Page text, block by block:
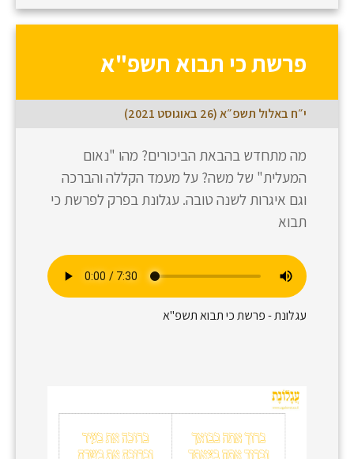
פרשת כי תבוא תשפ"א
י״ח באלול תשפ״א (26 באוגוסט 2021)
מה מתחדש בהבאת הביכורים? מהו "נאום
המעלית" של משה? על מעמד הקללה והברכה
וגם איגרות לשנה טובה. עגלונת בפרק לפרשת כי
תבוא
עגלונת - פרשת כי תבוא תשפ"א